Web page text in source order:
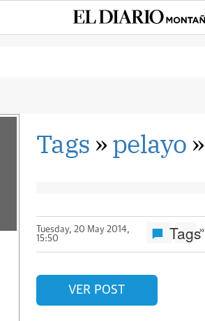
Tags »pelayo »
Tuesday, 20 May 2014,
15:50
Tags»
VER POST